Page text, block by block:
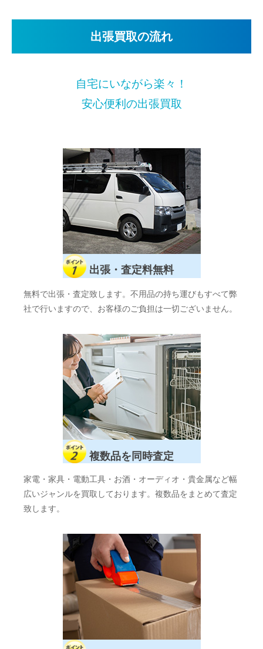
出張買取の流れ
自宅にいながら楽々！
安心便利の出張買取
出張・査定料無料
無料で出張・査定致します。不用品の持ち運びもすべて弊
社で行いますので、お客様のご負担は一切ございません。
複数品を同時査定
家電・家具・電動工具・お酒・オーディオ・貴金属など幅
広いジャンルを買取しております。複数品をまとめて査定
致します。